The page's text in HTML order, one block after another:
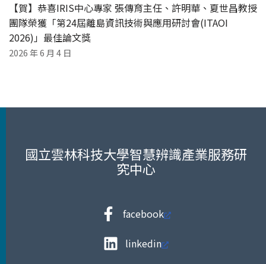
【賀】恭喜IRIS中心專家 張傳育主任、許明華、夏世昌教授
團隊榮獲「第24屆離島資訊技術與應用研討會(ITAOI
2026)」最佳論文獎
2026 年 6 月 4 日
國立雲林科技大學智慧辨識產業服務研
究中心
facebook
linkedin